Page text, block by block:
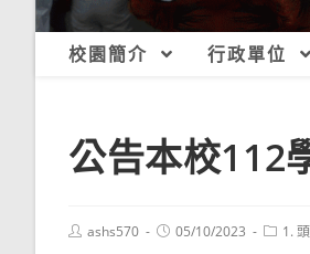
校園簡介 行政單位
公告本校112
Postashs570
Post05/10/2023
Post1.